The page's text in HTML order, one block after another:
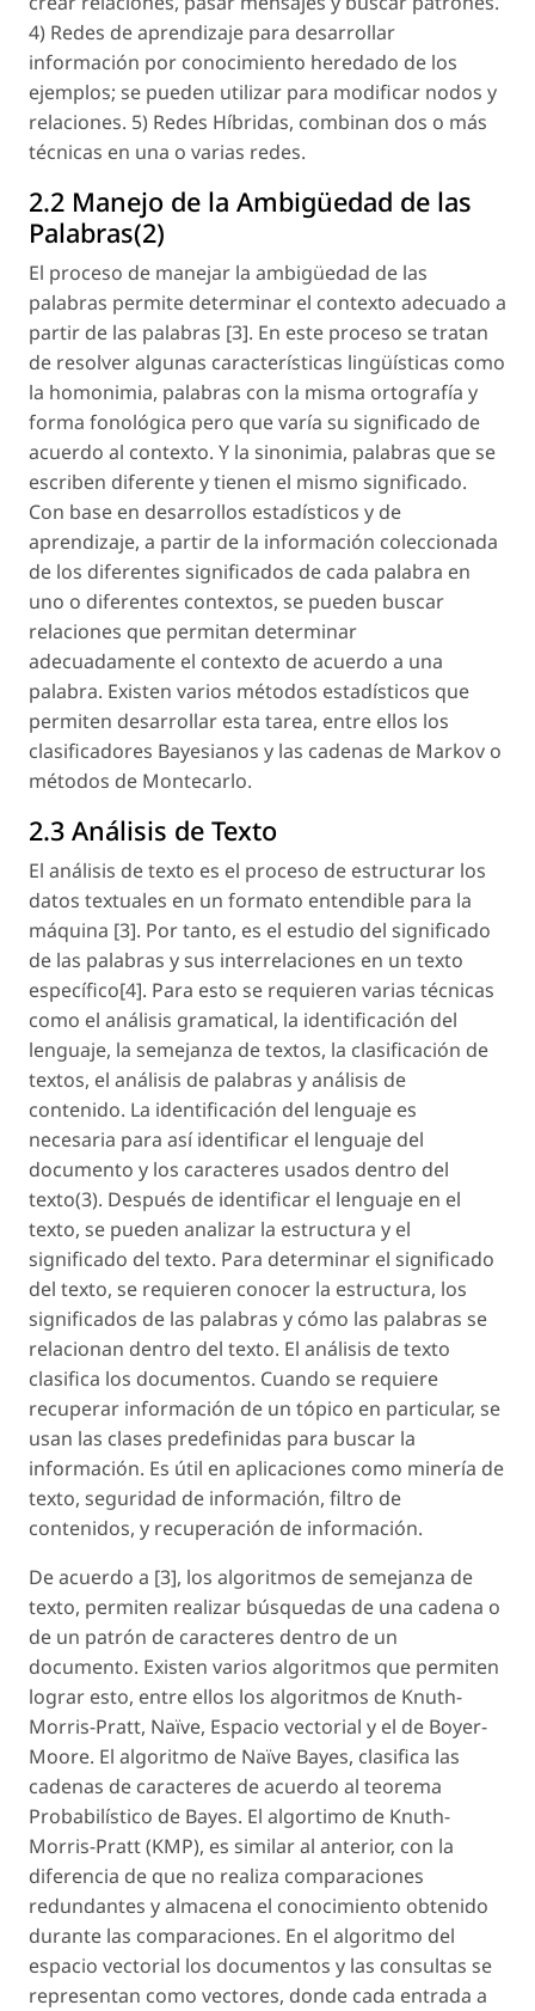
4) Redes de aprendizaje para desarrollar
información por conocimiento heredado de los
ejemplos; se pueden utilizar para modificar nodos y
relaciones. 5) Redes Híbridas, combinan dos o más
técnicas en una o varias redes.
2.2 Manejo de la Ambigüedad de las
Palabras(2)
El proceso de manejar la ambigüedad de las
palabras permite determinar el contexto adecuado a
partir de las palabras [3]. En este proceso se tratan
de resolver algunas características lingüísticas como
la homonimia, palabras con la misma ortografía y
forma fonológica pero que varía su significado de
acuerdo al contexto. Y la sinonimia, palabras que se
escriben diferente y tienen el mismo significado.
Con base en desarrollos estadísticos y de
aprendizaje, a partir de la información coleccionada
de los diferentes significados de cada palabra en
uno o diferentes contextos, se pueden buscar
relaciones que permitan determinar
adecuadamente el contexto de acuerdo a una
palabra. Existen varios métodos estadísticos que
permiten desarrollar esta tarea, entre ellos los
clasificadores Bayesianos y las cadenas de Markov o
métodos de Montecarlo.
2.3 Análisis de Texto
El análisis de texto es el proceso de estructurar los
datos textuales en un formato entendible para la
máquina [3]. Por tanto, es el estudio del significado
de las palabras y sus interrelaciones en un texto
específico[4]. Para esto se requieren varias técnicas
como el análisis gramatical, la identificación del
lenguaje, la semejanza de textos, la clasificación de
textos, el análisis de palabras y análisis de
contenido. La identificación del lenguaje es
necesaria para así identificar el lenguaje del
documento y los caracteres usados dentro del
texto(3). Después de identificar el lenguaje en el
texto, se pueden analizar la estructura y el
significado del texto. Para determinar el significado
del texto, se requieren conocer la estructura, los
significados de las palabras y cómo las palabras se
relacionan dentro del texto. El análisis de texto
clasifica los documentos. Cuando se requiere
recuperar información de un tópico en particular, se
usan las clases predefinidas para buscar la
información. Es útil en aplicaciones como minería de
texto, seguridad de información, filtro de
contenidos, y recuperación de información.
De acuerdo a [3], los algoritmos de semejanza de
texto, permiten realizar búsquedas de una cadena o
de un patrón de caracteres dentro de un
documento. Existen varios algoritmos que permiten
lograr esto, entre ellos los algoritmos de Knuth-
Morris-Pratt, Naïve, Espacio vectorial y el de Boyer-
Moore. El algoritmo de Naïve Bayes, clasifica las
cadenas de caracteres de acuerdo al teorema
Probabilístico de Bayes. El algortimo de Knuth-
Morris-Pratt (KMP), es similar al anterior, con la
diferencia de que no realiza comparaciones
redundantes y almacena el conocimiento obtenido
durante las comparaciones. En el algoritmo del
espacio vectorial los documentos y las consultas se
representan como vectores, donde cada entrada a